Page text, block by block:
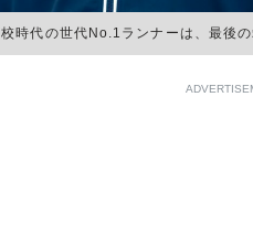
時代の世代No.1ランナーは、最